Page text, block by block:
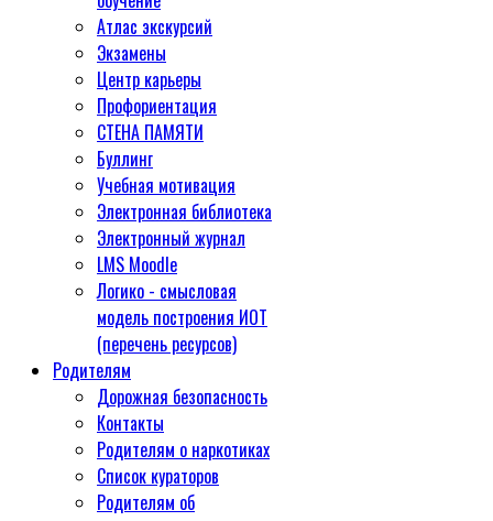
Атлас экскурсий
Экзамены
Центр карьеры
Профориентация
СТЕНА ПАМЯТИ
Буллинг
Учебная мотивация
Электронная библиотека
Электронный журнал
LMS Moodle
Логико - смысловая
модель построения ИОТ
(перечень ресурсов)
Родителям
Дорожная безопасность
Контакты
Родителям о наркотиках
Список кураторов
Родителям об